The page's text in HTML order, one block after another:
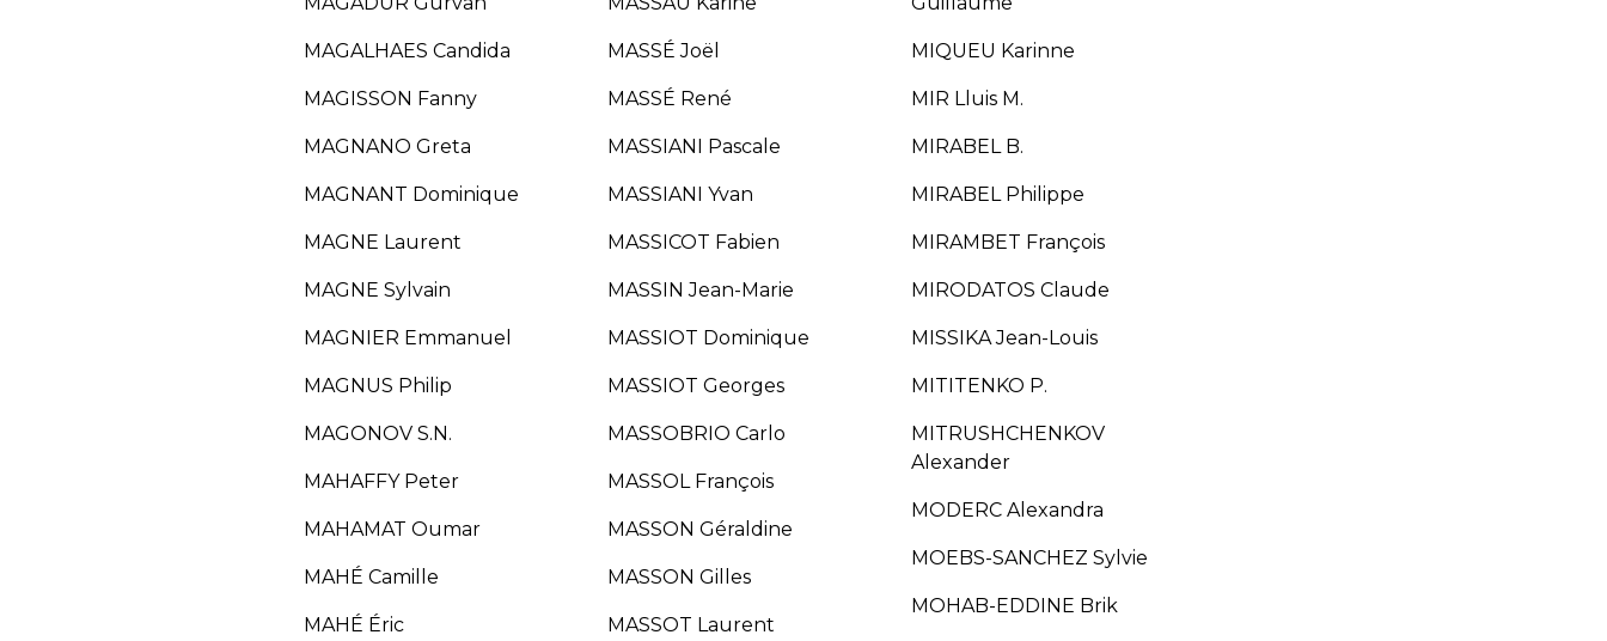
MAGALHAES Candida
MAGISSON Fanny
MAGNANO Greta
MAGNANT Dominique
MAGNE Laurent
MAGNE Sylvain
MAGNIER Emmanuel
MAGNUS Philip
MAGONOV S.N.
MAHAFFY Peter
MAHAMAT Oumar
MAHÉ Camille
MAHÉ Éric
MASSÉ Joël
MASSÉ René
MASSIANI Pascale
MASSIANI Yvan
MASSICOT Fabien
MASSIN Jean-Marie
MASSIOT Dominique
MASSIOT Georges
MASSOBRIO Carlo
MASSOL François
MASSON Géraldine
MASSON Gilles
MASSOT Laurent
MIQUEU Karinne
MIR Lluis M.
MIRABEL B.
MIRABEL Philippe
MIRAMBET François
MIRODATOS Claude
MISSIKA Jean-Louis
MITITENKO P.
MITRUSHCHENKOV
Alexander
MODERC Alexandra
MOEBS-SANCHEZ Sylvie
MOHAB-EDDINE Brik